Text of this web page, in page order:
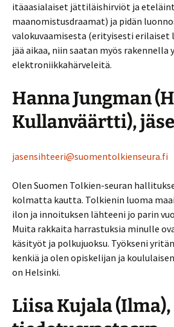
itäaasialaiset jättiläishirviöt ja
maanomistusdraamat) ja pidän
valokuvaamisesta (erityisesti erilaiset
jää aikaa, niin saatan myös rakennella
elektroniikkahärveleitä.
Hanna Jungman
Kullanväärtti),
jasensihteeri@suomentolkienseura.fi
Olen Suomen Tolkien-seuran
kolmatta kautta. Tolkienin luoma
ilon ja innoituksen lähteeni jo parin
Muita rakkaita harrastuksia minulle
käsityöt ja polkujuoksu. Työkseni
kenkiä ja olen opiskelijan ja
on Helsinki.
Liisa Kujala (Ilma),